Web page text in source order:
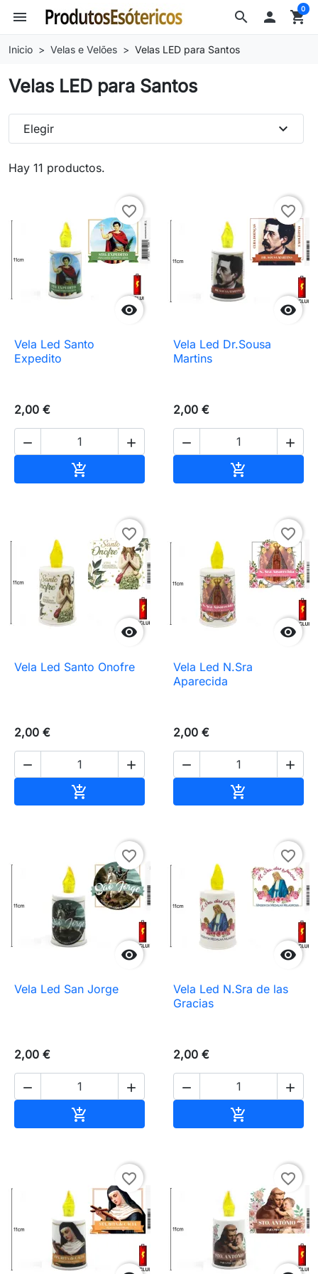
search
menu  shopping_cart
0
Inicio Velas e Velões Velas LED para Santos
Velas LED para Santos
Hay 11 productos.
Elegir expand_more

favorite_border
Vela Led Santo
Expedito
2,00 €
 


favorite_border
Vela Led Dr.Sousa
Martins
2,00 €
 


favorite_border
Vela Led Santo Onofre
2,00 €
 


favorite_border
Vela Led N.Sra
Aparecida
2,00 €
 


favorite_border
Vela Led San Jorge
2,00 €
 


favorite_border
Vela Led N.Sra de las
Gracias
2,00 €
 

favorite_border favorite_border